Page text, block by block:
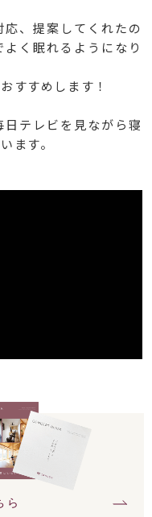
応、提案してくれたの
く眠れるようになり
すすめします！
日テレビを見ながら寝
ます。
ら